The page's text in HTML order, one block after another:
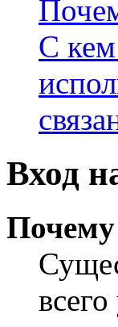
С кем
Вход
Почему